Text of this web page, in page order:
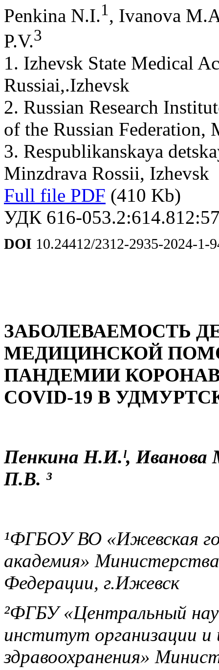
Penkina N.I.1, Ivanova
P.V.3
1. Izhevsk State Medical
Russiai,.Izhevsk
2. Russian Research
of the Russian Federation,
3. Respublikanskaya
Minzdrava Rossii, Izhevsk
Full file PDF (410 Kb)
УДК 616-
DOI 10.24412/2312-2935-2024-1-
ЗАБОЛЕВАЕМОСТЬ
МЕДИЦИНСКОЙ
ПАНДЕМИИ
COVID-19 В
Пенкина Н.И.ˡ, Иванова
П.В. ³
¹ФГБОУ ВО «Ижевская
академия» Министерства
Федерации, г.Ижевск
²ФГБУ «Центральный
институт организации
здравоохранения»